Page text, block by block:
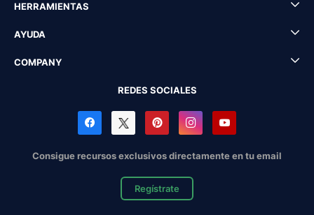
HERRAMIENTAS
AYUDA
COMPANY
REDES SOCIALES
Consigue recursos exclusivos directamente en tu email
Regístrate